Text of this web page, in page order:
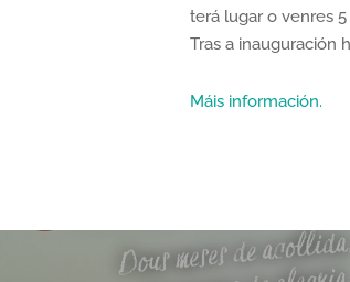
terá lugar o venres 5
Tras a inauguración
Máis información.